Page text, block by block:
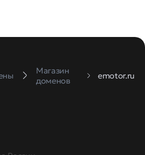
Магазин
доменов
emotor.ru